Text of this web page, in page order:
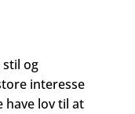
og
interesse
have lov til at